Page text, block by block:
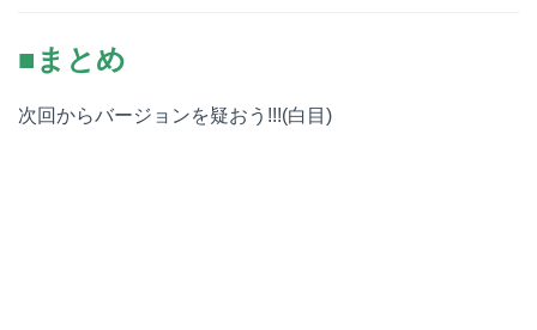
■まとめ
次回からバージョンを疑おう!!!(白目)